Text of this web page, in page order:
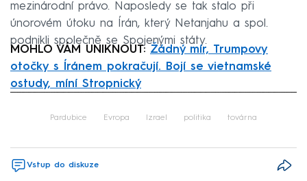
mezinárodní právo. Naposledy se tak stalo při
únorovém útoku na Írán, který Netanjahu a spol.
podnikli společně se Spojenými státy.
MOHLO VÁM UNIKNOUT: Žádný mír, Trumpovy
otočky s Íránem pokračují. Bojí se vietnamské
ostudy, míní Stropnický
Pardubice Evropa Izrael politika továrna
Vstup do diskuze